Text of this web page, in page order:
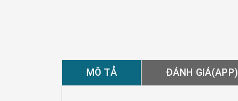
MÔ TẢ ĐÁNH GIÁ(APP)